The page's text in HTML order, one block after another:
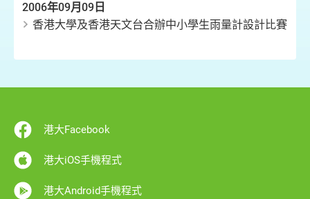
2006年09月09日
香港大學及香港天文台合辦中小學生雨量計設計比賽
港大Facebook
港大iOS手機程式
港大Android手機程式